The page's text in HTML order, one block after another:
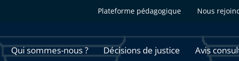
Plateforme pédagogique Nous
Qui sommes-nous ? Décisions de justice Avis